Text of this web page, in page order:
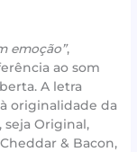
emoção”,
ao som
A letra
originalidade da
Original,
& Bacon,